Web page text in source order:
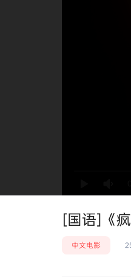
[国语]《
中文电影